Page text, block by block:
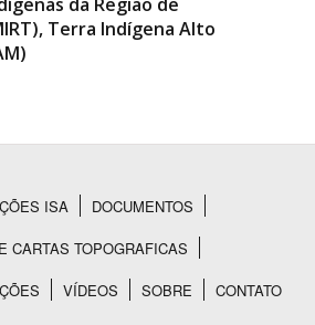
Terra Indígena Alto
ISA
DOCUMENTOS
CARTAS TOPOGRAFICAS
VÍDEOS SOBRE CONTATO